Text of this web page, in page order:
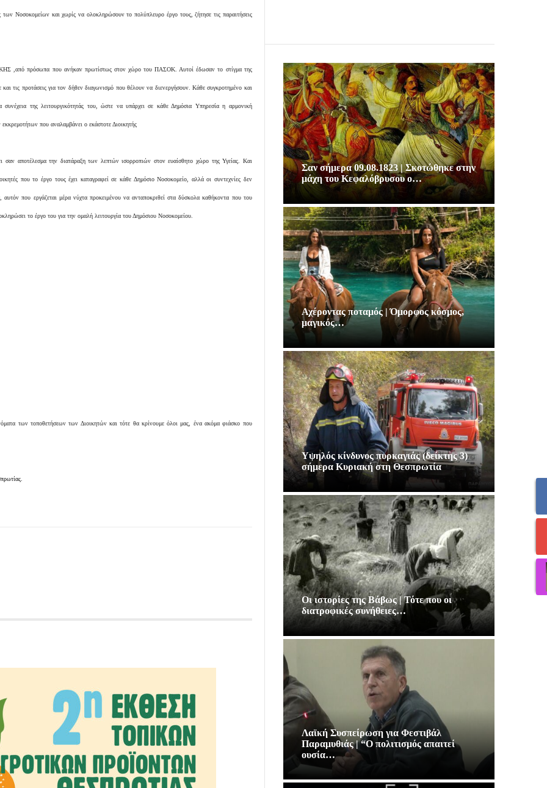
των Νοσοκομείων και χωρίς να ολοκληρώσουν το πολύπλευρο έργο τους, ζήτησε τις παραιτήσεις
,από πρόσωπα που ανήκαν πρωτίστως στον χώρο του ΠΑΣΟΚ. Αυτοί έδωσαν το στίγμα της
και τις προτάσεις για τον δήθεν διαγωνισμό που θέλουν να διενεργήσουν. Κάθε συγκροτημένο και
συνέχεια της λειτουργικότητάς του, ώστε να υπάρχει σε κάθε Δημόσια Υπηρεσία η αρμονική
που αναλαμβάνει ο εκάστοτε Διοικητής
σαν αποτέλεσμα την διατάραξη των λεπτών ισορροπιών στον ευαίσθητο χώρο της Υγείας. Και
που το έργο τους έχει καταγραφεί σε κάθε Δημόσιο Νοσοκομείο, αλλά οι συντεχνίες δεν
που εργάζεται μέρα νύχτα προκειμένου να ανταποκριθεί στα δύσκολα καθήκοντα που του
το έργο του για την ομαλή λειτουργία του Δημόσιου Νοσοκομείου.
των τοποθετήσεων των Διοικητών και τότε θα κρίνουμε όλοι μας, ένα ακόμα φιάσκο που
Σαν σήμερα 09.08.1823 | Σκοτώθηκε στην
μάχη του Κεφαλόβρυσου ο…
Αχέροντας ποταμός | Όμορφος κόσμος,
μαγικός…
Υψηλός κίνδυνος πυρκαγιάς (δείκτης 3)
σήμερα Κυριακή στη Θεσπρωτία
Οι ιστορίες της Βάβως | Τότε που οι
διατροφικές συνήθειες…
Λαϊκή Συσπείρωση για Φεστιβάλ
Παραμυθιάς | “Ο πολιτισμός απαιτεί
ουσία…